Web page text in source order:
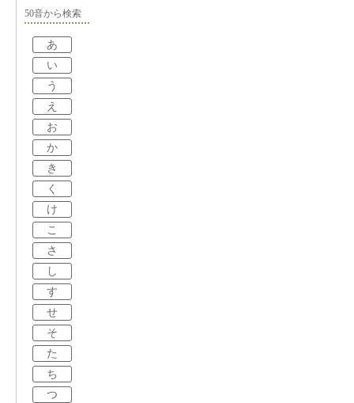
50音から検索
あ
い
う
え
お
か
き
く
け
こ
さ
し
す
せ
そ
た
ち
つ